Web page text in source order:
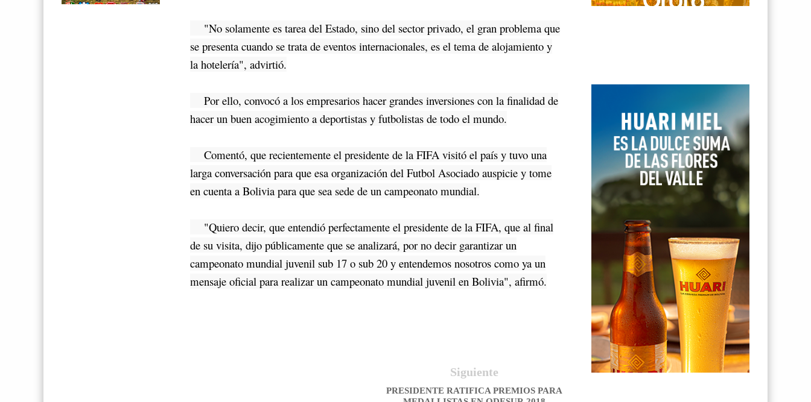
"No solamente es tarea del Estado, sino del sector privado, el gran problema que
se presenta cuando se trata de eventos internacionales, es el tema de alojamiento y
la hotelería", advirtió.
Por ello, convocó a los empresarios hacer grandes inversiones con la finalidad de
hacer un buen acogimiento a deportistas y futbolistas de todo el mundo.
Comentó, que recientemente el presidente de la FIFA visitó el país y tuvo una
larga conversación para que esa organización del Futbol Asociado auspicie y tome
en cuenta a Bolivia para que sea sede de un campeonato mundial.
"Quiero decir, que entendió perfectamente el presidente de la FIFA, que al final
de su visita, dijo públicamente que se analizará, por no decir garantizar un
campeonato mundial juvenil sub 17 o sub 20 y entendemos nosotros como ya un
mensaje oficial para realizar un campeonato mundial juvenil en Bolivia", afirmó.
Siguiente
PRESIDENTE RATIFICA PREMIOS PARA